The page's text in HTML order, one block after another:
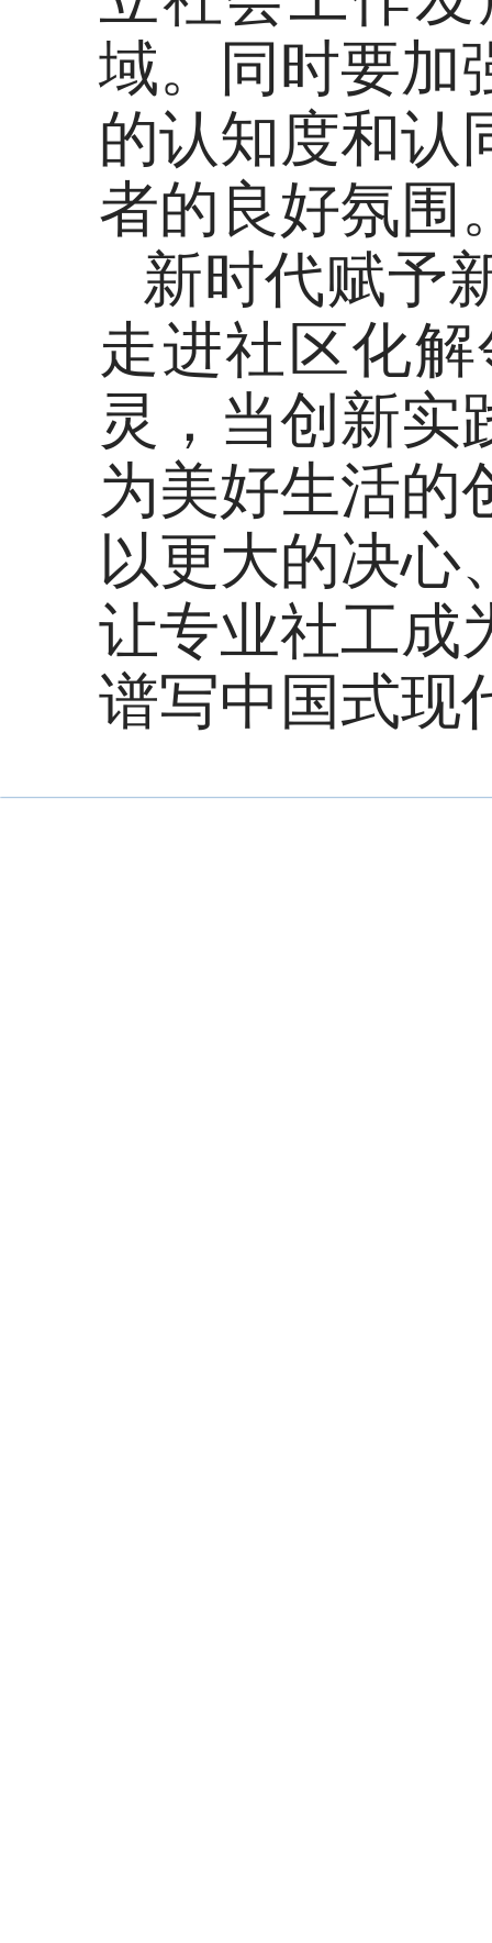
域。同时要加
的认知度和认
者的良好氛围
新时代赋予
走进社区化
灵，当创新实
为美好生活的
以更大的决心
让专业社工成
谱写中国式现